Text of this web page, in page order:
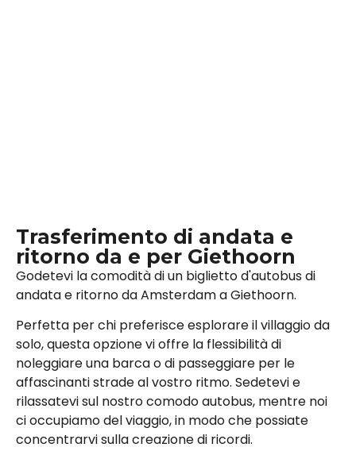
Trasferimento di andata e
ritorno da e per Giethoorn
Godetevi la comodità di un biglietto d'autobus di
andata e ritorno da Amsterdam a Giethoorn.
Perfetta per chi preferisce esplorare il villaggio da
solo, questa opzione vi offre la flessibilità di
noleggiare una barca o di passeggiare per le
affascinanti strade al vostro ritmo. Sedetevi e
rilassatevi sul nostro comodo autobus, mentre noi
ci occupiamo del viaggio, in modo che possiate
concentrarvi sulla creazione di ricordi.